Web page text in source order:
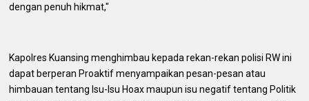
dengan penuh hikmat,"
Kapolres Kuansing menghimbau kepada rekan-rekan polisi RW ini
dapat berperan Proaktif menyampaikan pesan-pesan atau
himbauan tentang Isu-Isu Hoax maupun isu negatif tentang Politik